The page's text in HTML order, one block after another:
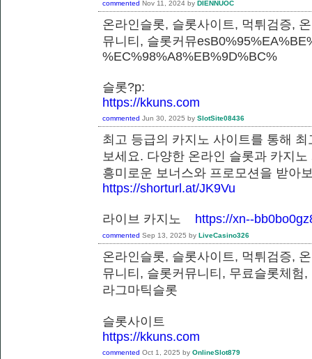
commented Nov 11, 2024 by DIENNUOC
온라인슬롯, 슬롯사이트, 먹튀검증,
뮤니티, 슬롯커뮤
%EC%98%A8%EB%9D%BC%
슬롯?p:
https://kkuns.com
commented Jun 30, 2025 by SlotSite08436
최고 등급의 카지노 사이트를 통해
보세요. 다양한 온라인 슬롯과 카지
흥미로운 보너스와 프로모션을 받
https://shorturl.at/JK9Vu
라이브 카지노 https://xn--
commented Sep 13, 2025 by LiveCasino326
온라인슬롯, 슬롯사이트, 먹튀검증,
뮤니티, 슬롯커뮤니티, 무료슬롯체험
라그마틱슬롯
슬롯사이트
https://kkuns.com
commented Oct 1, 2025 by OnlineSlot879